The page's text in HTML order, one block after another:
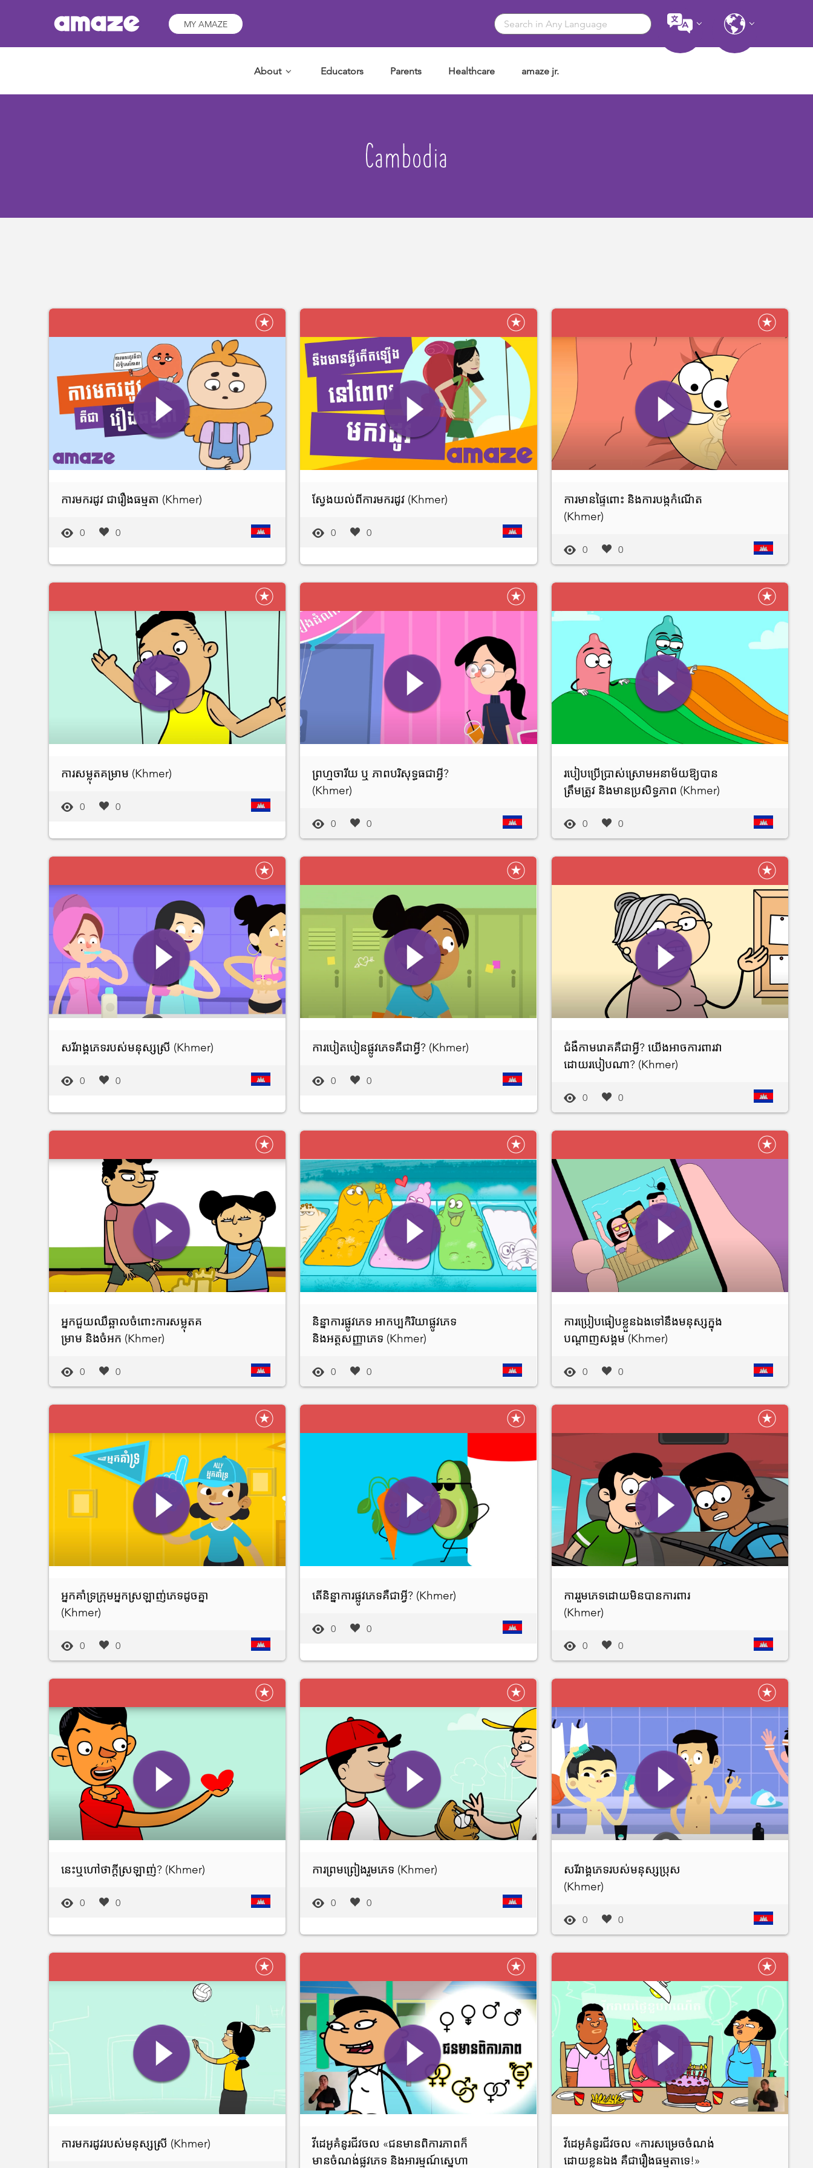
MY AMAZE
Educators Parents Healthcare amaze jr.
About
Cambodia
ការមករដូវ ជារឿងធម្មតា (Khmer)
0 0
ស្វែងយល់ពីការមករដូវ (Khmer)
0 0
ការមានផ្ទៃពោះ និងការបង្កកំណើត
(Khmer)
0 0
ការសម្លុតគម្រាម (Khmer)
0 0
ព្រហ្មចារីយ ឬ ភាពបរិសុទ្ធធជាអ្វី?
(Khmer)
0 0
របៀបប្រើប្រាស់ស្រោមអនាម័យឱ្យបាន
ត្រឹមត្រូវ និងមានប្រសិទ្ធភាព (Khmer)
0 0
សរីរាង្គភេទរបស់មនុស្សស្រី (Khmer)
0 0
ការបៀតបៀនផ្លូវភេទគឺជាអ្វី? (Khmer)
0 0
ជំងឺកាមរោគគឺជាអ្វី? យើងអាចការពារវា
ដោយរបៀបណា? (Khmer)
0 0
អ្នកជួយឈឺឆ្អាលចំពោះការសម្លុតគ
ម្រាម និងចំអក (Khmer)
0 0
និន្នាការផ្លូវភេទ អាកប្បកិរិយាផ្លូវភេទ
និងអត្តសញ្ញាភេទ (Khmer)
0 0
ការប្រៀបធៀបខ្លួនឯងទៅនឹងមនុស្សក្នុង
បណ្តាញសង្គម (Khmer)
0 0
អ្នកគាំទ្រក្រុមអ្នកស្រឡាញ់ភេទដូចគ្នា
(Khmer)
0 0
តើនិន្នាការផ្លូវភេទគឺជាអ្វី? (Khmer)
0 0
ការរួមភេទដោយមិនបានការពារ
(Khmer)
0 0
នេះឬហៅថាក្តីស្រឡាញ់? (Khmer)
0 0
ការព្រមព្រៀងរួមភេទ (Khmer)
0 0
សរីរាង្គភេទរបស់មនុស្សប្រុស
(Khmer)
0 0
ការមករដូវរបស់មនុស្សស្រី (Khmer)
វីដេអូគំនូរជីវចល «ជនមានពិការភាពក៏
មានចំណង់ផ្លូវភេទ និងអារម្មណ៍ស្នេហា
វីដេអូគំនូរជីវចល «ការសម្រេចចំណង់
ដោយខ្លួនឯង គឺជារឿងធម្មតាទេ!»